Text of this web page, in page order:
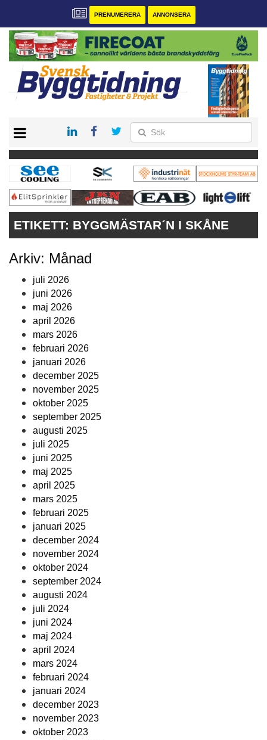
PRENUMERERA ANNONSERA
PRENUMERERA
VÅRA ANDRA MAGASIN
ANNONSERA
KONTAKT
ETIKETT: BYGGMÄSTAR´N I SKÅNE
Arkiv: Månad
juli 2026
juni 2026
maj 2026
april 2026
mars 2026
februari 2026
januari 2026
december 2025
november 2025
oktober 2025
september 2025
augusti 2025
juli 2025
juni 2025
maj 2025
april 2025
mars 2025
februari 2025
januari 2025
december 2024
november 2024
oktober 2024
september 2024
augusti 2024
juli 2024
juni 2024
maj 2024
april 2024
mars 2024
februari 2024
januari 2024
december 2023
november 2023
oktober 2023